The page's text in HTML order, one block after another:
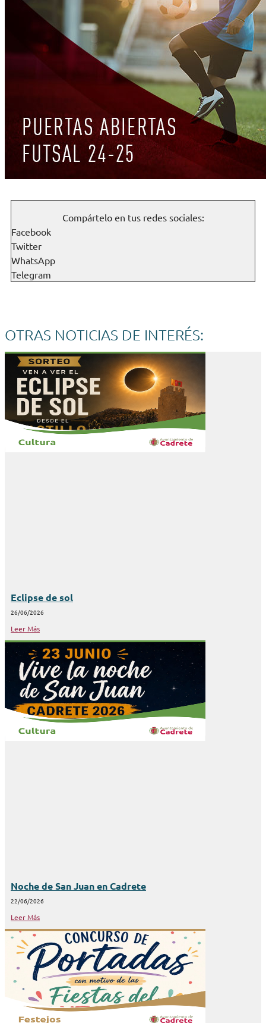
Compártelo en tus redes sociales:
Facebook
Twitter
WhatsApp
Telegram
OTRAS NOTICIAS DE INTERÉS:
Eclipse de sol
26/06/2026
Leer Más
Noche de San Juan en Cadrete
22/06/2026
Leer Más